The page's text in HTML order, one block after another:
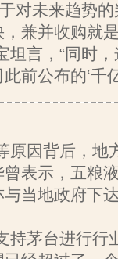
对未来趋势
兼并收购就
坦言，“同时
前公布的‘千
原因背后，地
表示，五粮
当地政府下
持茅台进行行